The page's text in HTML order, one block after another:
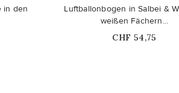
in den
Nicht auf Lager
Luftballonbogen in Salbei &
weißen Fächern...
Price
CHF 54,75